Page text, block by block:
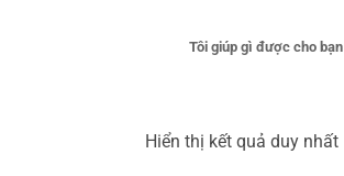
Tôi giúp gì được cho bạn
Hiển thị kết quả duy nhất